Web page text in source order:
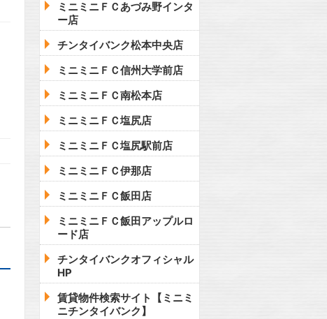
ミニミニＦＣあづみ野インタ
ー店
チンタイバンク松本中央店
ミニミニＦＣ信州大学前店
ミニミニＦＣ南松本店
ミニミニＦＣ塩尻店
ミニミニＦＣ塩尻駅前店
ミニミニＦＣ伊那店
ミニミニＦＣ飯田店
ミニミニＦＣ飯田アップルロ
ード店
チンタイバンクオフィシャル
HP
賃貸物件検索サイト【ミニミ
ニチンタイバンク】